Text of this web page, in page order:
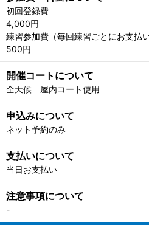
初回登録費
4,000円
練習参加費（毎回練習ごとにお支払い
500円
開催コートについて
全天候 屋内コート使用
申込みについて
ネット予約のみ
支払いについて
当日お支払い
注意事項について
-